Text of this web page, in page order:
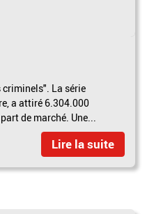
La série
a attiré 6.304.000
de marché. Une...
Lire la suite